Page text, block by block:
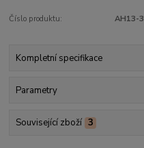
Číslo produktu: AH13-3
Kompletní specifikace
Parametry
Související zboží 3